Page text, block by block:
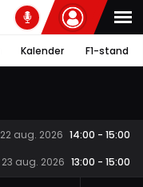
Kalender F1-stand
22 aug. 2026 14:00 - 15:00
23 aug. 2026 13:00 - 15:00